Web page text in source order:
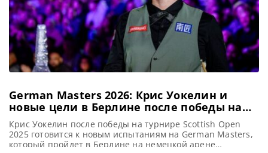
German Masters 2026: Крис Уокелин и
новые цели в Берлине после победы на
турнире Scottish Open
Крис Уокелин после победы на турнире Scottish Open
2025 готовится к новым испытаниям на German Masters,
который пройдет в Берлине на немецкой арене